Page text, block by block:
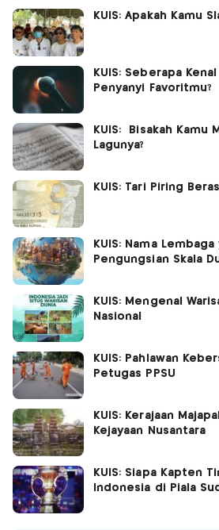
KUIS: Apakah Kamu
KUIS: Seberapa
Penyanyi Favoritmu?
KUIS: Bisakah Kamu
Lagunya?
KUIS: Tari Piring
KUIS: Nama
Pengungsian Skala
KUIS: Mengenal
Nasional
KUIS: Pahlawan
Petugas PPSU
KUIS: Kerajaan
Kejayaan Nusantara
KUIS: Siapa Kapten
Indonesia di Piala